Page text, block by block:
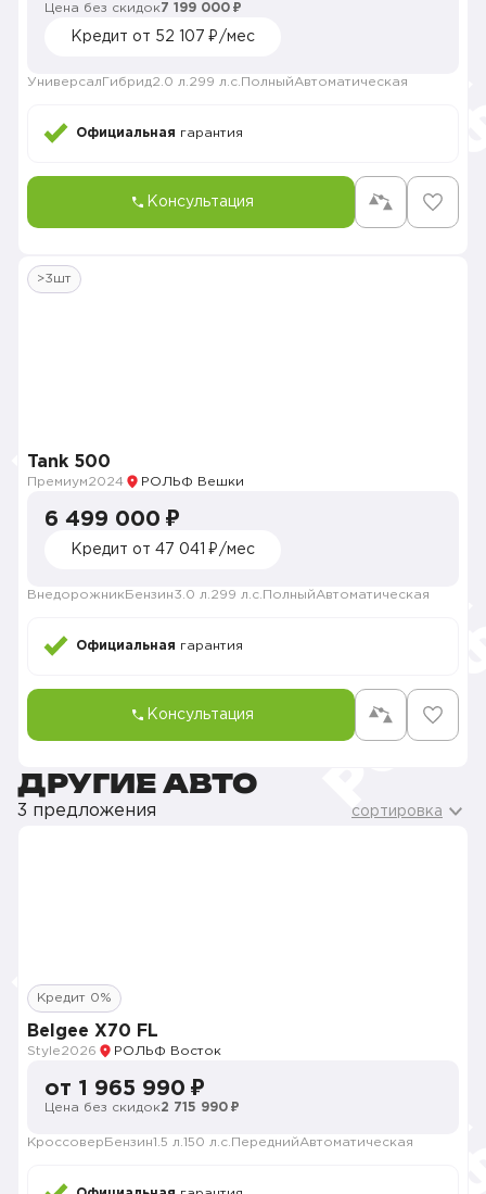
Цена без скидок7 199 000 ₽
Кредит от 52 107 ₽/мес
Универсал Гибрид2.0 л. 299 л.с. ПолныйАвтоматическая
Официальная гарантия
Консультация
>3шт
Tank 500
Премиум2024 РОЛЬФ Вешки
6 499 000 ₽
Кредит от 47 041 ₽/мес
Внедорожник Бензин3.0 л. 299 л.с. ПолныйАвтоматическая
Официальная гарантия
Консультация
ДРУГИЕ АВТО
3 предложения сортировка
Кредит 0%
Belgee X70 FL
Style2026 РОЛЬФ Восток
от 1 965 990 ₽
Цена без скидок2 715 990 ₽
Кроссовер Бензин1.5 л. 150 л.с. ПереднийАвтоматическая